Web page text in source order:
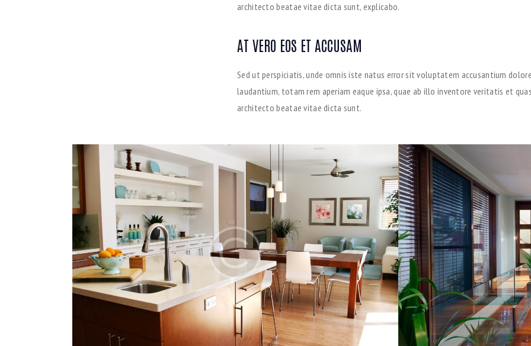
architecto beatae vitae dicta sunt, explicabo.
AT VERO EOS ET ACCUSAM
Sed ut perspiciatis, unde omnis iste natus error sit voluptatem accusantium
laudantium, totam rem aperiam eaque ipsa, quae ab illo inventore veritatis et
architecto beatae vitae dicta sunt.